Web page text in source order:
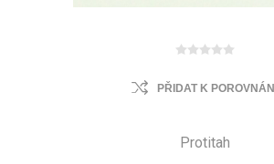
PŘIDAT K POROVNÁNÍ
Protitah